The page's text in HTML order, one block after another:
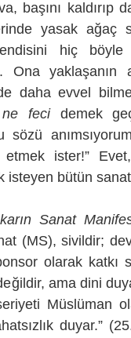
başını kaldırıp
yasak ağaç
hiç böyle
Ona yaklaşanın
daha evvel
fecidemek
sözü
ister!”
isteyen bütün
Sanat
(MS), sivildir;
olarak katkı
ğildir, ama dini
Müslüman
duyar.”